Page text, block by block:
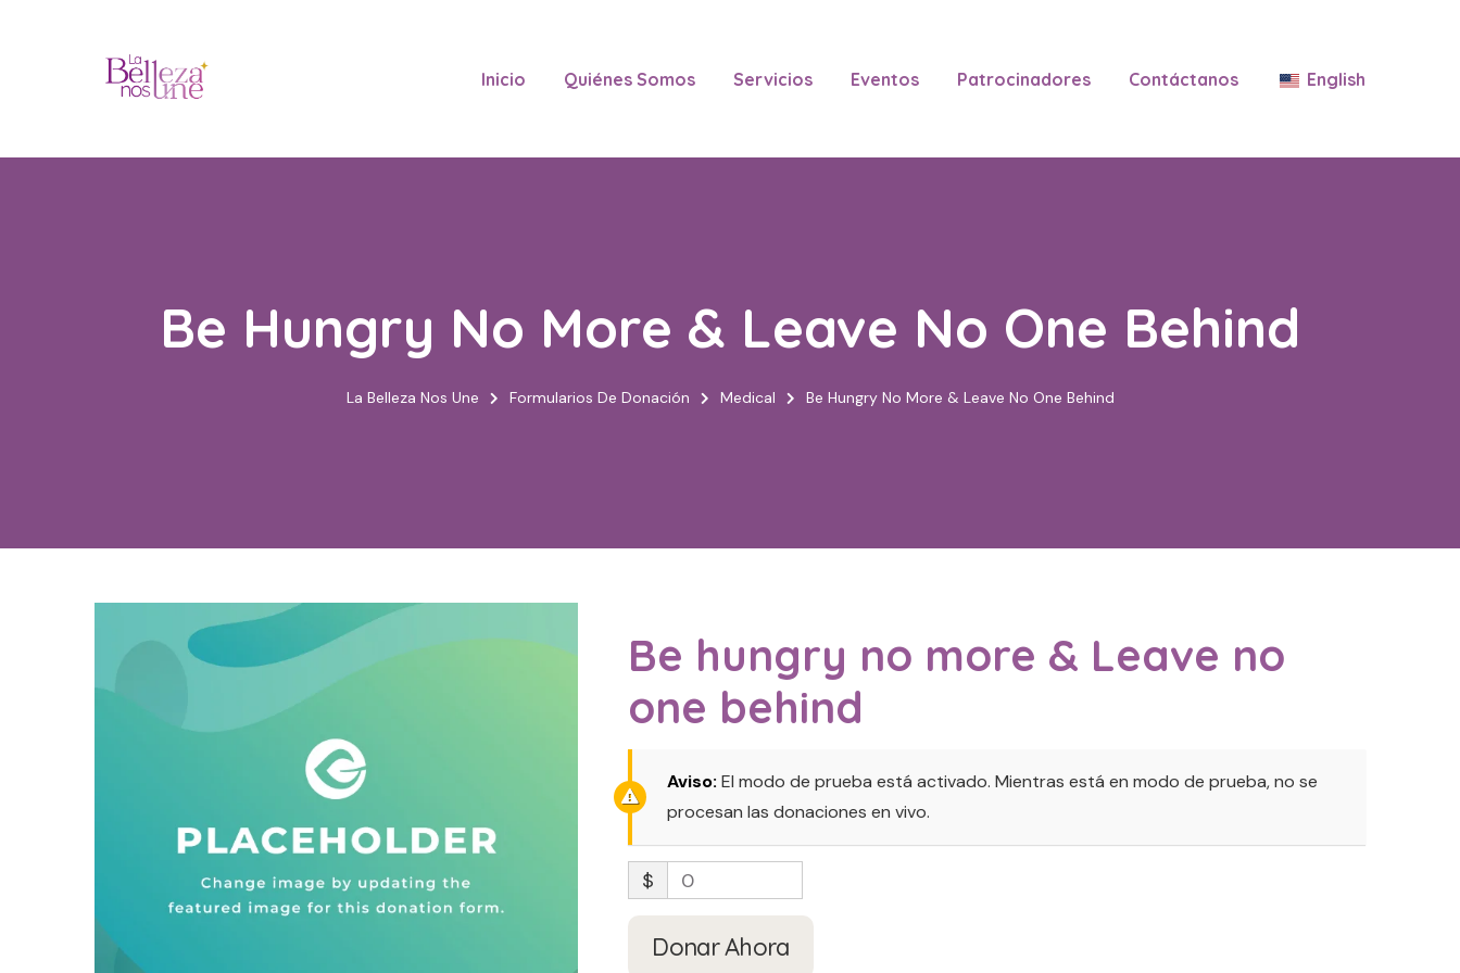
Inicio Quiénes Somos Servicios Eventos Patrocinadores Contáctanos English
Be Hungry No More & Leave No One Behind
La Belleza Nos Une Formularios De Donación Medical Be Hungry No More & Leave No One Behind
Be hungry no more & Leave no
one behind
Aviso: El modo de prueba está activado. Mientras está en modo de prueba, no se
procesan las donaciones en vivo.
$ 0
Donar Ahora